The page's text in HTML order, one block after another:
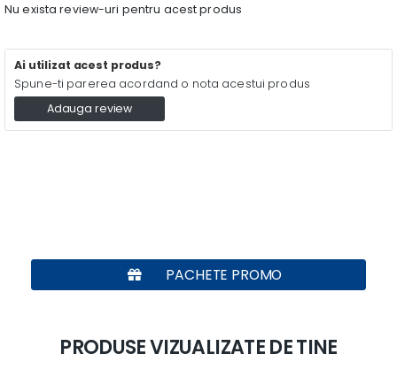
Nu exista review-uri pentru acest produs
Ai utilizat acest produs?
Spune-ti parerea acordand o nota acestui produs
Adauga review
PACHETE PROMO
PRODUSE VIZUALIZATE DE TINE